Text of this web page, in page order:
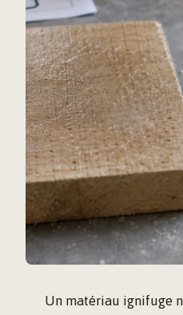
Un matériau ignifuge